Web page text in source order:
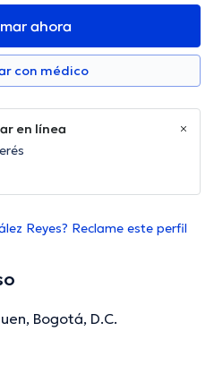
ahora
con médico
en línea
Reyes? Reclame este perfil
Bogotá, D.C.